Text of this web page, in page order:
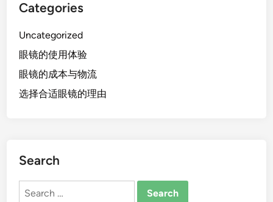
Categories
Uncategorized
眼镜的使用体验
眼镜的成本与物流
选择合适眼镜的理由
Search
Search